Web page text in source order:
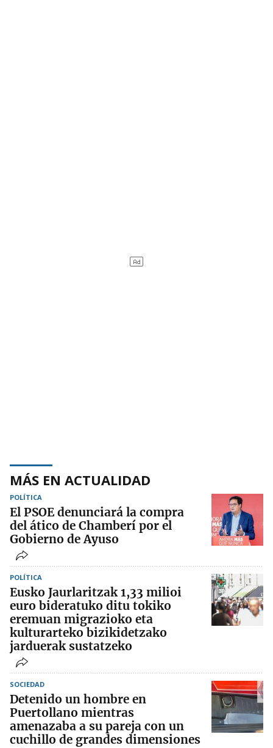
MÁS EN ACTUALIDAD
POLÍTICA
El PSOE denunciará la compra
del ático de Chamberí por el
Gobierno de Ayuso
POLÍTICA
Eusko Jaurlaritzak 1,33 milioi
euro bideratuko ditu tokiko
eremuan migrazioko eta
kulturarteko bizikidetzako
jarduerak sustatzeko
SOCIEDAD
Detenido un hombre en
Puertollano mientras
amenazaba a su pareja con un
cuchillo de grandes dimensiones